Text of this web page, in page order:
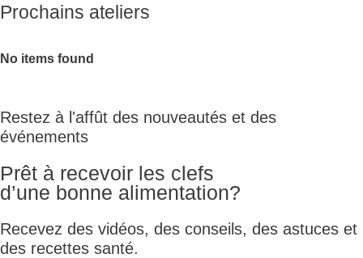
Prochains ateliers
No items found
Restez à l'affût des nouveautés et des
événements
Prêt à recevoir les clefs
d’une bonne alimentation?
Recevez des vidéos, des conseils, des astuces et
des recettes santé.